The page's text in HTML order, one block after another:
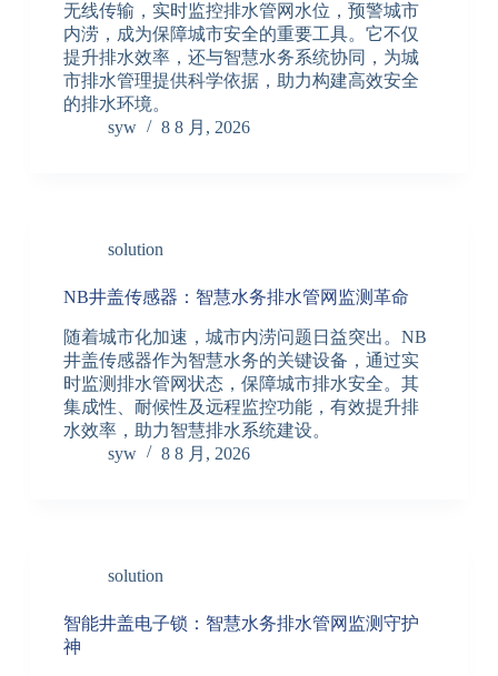
无线传输，实时监控排水管网水位，预警城市
内涝，成为保障城市安全的重要工具。它不仅
提升排水效率，还与智慧水务系统协同，为城
市排水管理提供科学依据，助力构建高效安全
的排水环境。
syw
8 8 月, 2026
solution
NB井盖传感器：智慧水务排水管网监测革命
随着城市化加速，城市内涝问题日益突出。NB
井盖传感器作为智慧水务的关键设备，通过实
时监测排水管网状态，保障城市排水安全。其
集成性、耐候性及远程监控功能，有效提升排
水效率，助力智慧排水系统建设。
syw
8 8 月, 2026
solution
智能井盖电子锁：智慧水务排水管网监测守护
神